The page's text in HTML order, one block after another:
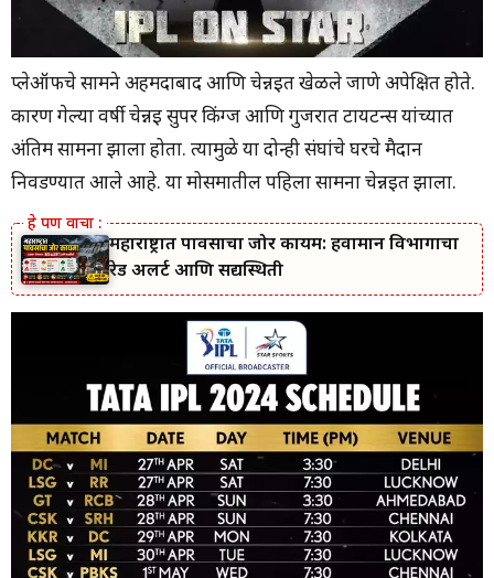
प्लेऑफचे सामने अहमदाबाद आणि चेन्नईत खेळले जाणे अपेक्षित होते.
कारण गेल्या वर्षी चेन्नई सुपर किंग्ज आणि गुजरात टायटन्स यांच्यात
अंतिम सामना झाला होता. त्यामुळे या दोन्ही संघांचे घरचे मैदान
निवडण्यात आले आहे. या मोसमातील पहिला सामना चेन्नईत झाला.
महाराष्ट्रात पावसाचा जोर कायम: हवामान विभागाचा
रेड अलर्ट आणि सद्यस्थिती